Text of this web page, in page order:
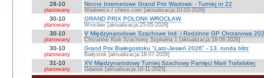
28-10
planowany
Nocne Internetowe Grand Prix Wadowic - Turniej nr 22
Wadowice / chess.com [aktualizacja:10-03-2026]
30-10
planowany
GRAND PRIX POLONII WROCŁAW
Wrocław [aktualizacja:25-05-2026]
30-10
planowany
V Międzynarodowe Szachowe Ind. i Rodzinne GP Chrzanowa
Chrzanów Klub Szachowy Szpitalna 1 [aktualizacja:18-06-2026]
30-10
planowany
Grand Prix Białegostoku "Lato-Jesień 2026" - 13. runda blitz
Białystok [aktualizacja:18-07-2026]
31-10
planowany
XV Międzynarodowy Turniej Szachowy Pamięci Marii Trafalskiej
Gdańsk [aktualizacja:10-11-2025]